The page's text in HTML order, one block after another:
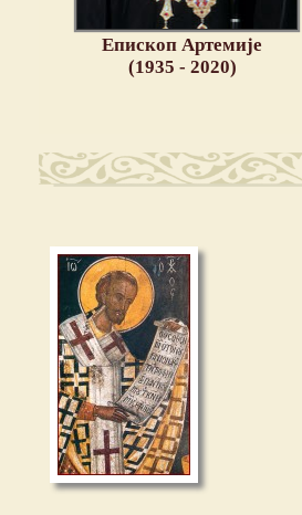
Епископ Артемије
(1935 - 2020)